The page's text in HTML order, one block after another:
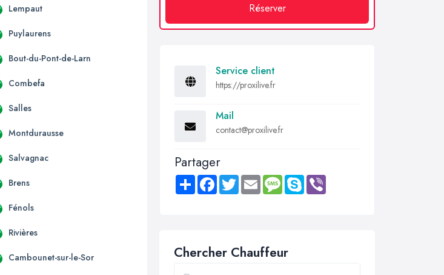
Lempaut
Puylaurens
Bout-du-Pont-de-Larn
Combefa
Salles
Montdurausse
Salvagnac
Brens
Fénols
Rivières
Cambounet-sur-le-Sor
Réserver
Service client
https://proxilive.fr
Mail
contact@proxilive.fr
Partager
Share FacebookTwitter Email MessageSkype
Chercher Chauffeur